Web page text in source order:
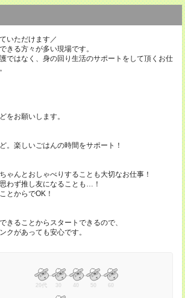
いただけます／
きる方々が多い現場です。
ではなく、身の回り生活のサポートをして頂くお仕
をお願いします。
。楽しいごはんの時間をサポート！
ゃんとおしゃべりすることも大切なお仕事！
わず推し友になることも…！
とからでOK！
きることからスタートできるので、
クがあっても安心です。
20代 30 40 50 60